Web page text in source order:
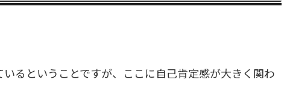
るということですが、ここに自己肯定感が大きく関わ